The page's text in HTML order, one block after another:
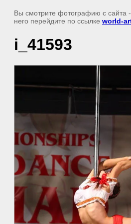
Вы смотрите фотографию с сайта
него перейдите по ссылке world-
i_41593